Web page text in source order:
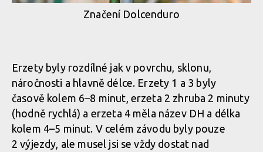
Značení Dolcenduro
Erzety byly rozdílné jak v povrchu, sklonu,
náročnosti a hlavně délce. Erzety 1 a 3 byly
časově kolem 6–8 minut, erzeta 2 zhruba 2 minuty
(hodně rychlá) a erzeta 4 měla název DH a délka
kolem 4–5 minut. V celém závodu byly pouze
2 výjezdy, ale musel jsi se vždy dostat nad